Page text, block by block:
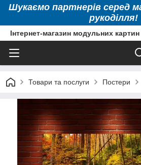
Шукаємо партнерів серед
рукоділля!
Інтернет-магазин модульних картин
Товари та послуги Постери